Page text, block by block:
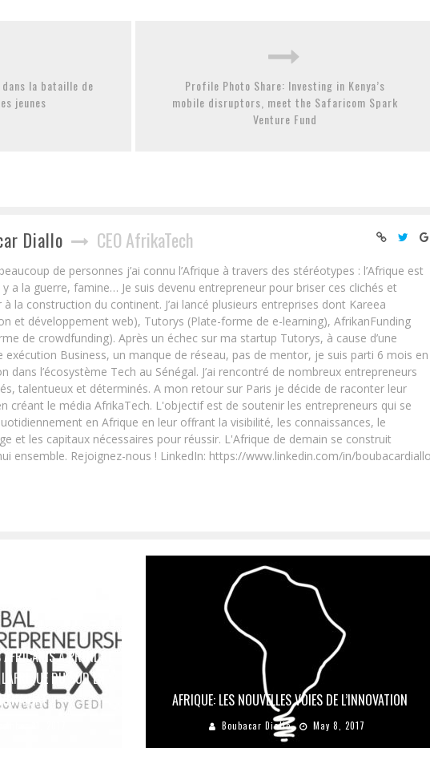
la bataille de
jeunes
Profile Photo Share: Investing in Kenya’s
mobile disruptors, meet the Safaricom Spark
Venture Fund
Diallo CEO AfrikaTech
de personnes j’ai connu l’Afrique à travers des stéréotypes : l’Afrique est
y a la guerre, famine… Je suis devenu entrepreneur pour briser ces clichés et
à la construction du continent. J’ai lancé plusieurs entreprises dont Kareea
et développement web), Tutorys (Plate-forme de e-learning), AfrikanFunding
de crowdfunding). Après un échec sur ma startup Tutorys, à cause d’une
exécution Business, un manque de réseau, pas de mentor, je suis parti 6 mois en
dans l’écosystème Tech au Sénégal. J’ai rencontré de nombreux entrepreneurs
talentueux et déterminés. A mon retour sur Paris je décide de raconter leur
créant le média AfrikaTech. L'objectif est de soutenir les entrepreneurs qui se
en Afrique en leur offrant la visibilité, les connaissances, le
et les capitaux nécessaires pour réussir. L'Afrique de demain se construit
ensemble. Rejoignez-nous ! LinkedIn: https://www.linkedin.com/in/boubacardiallo
À PRENDRE
DU SUD EN
AFRIQUE: LES NOUVELLES VOIES DE L’INNOVATION
Boubacar Diallo May 8, 2017